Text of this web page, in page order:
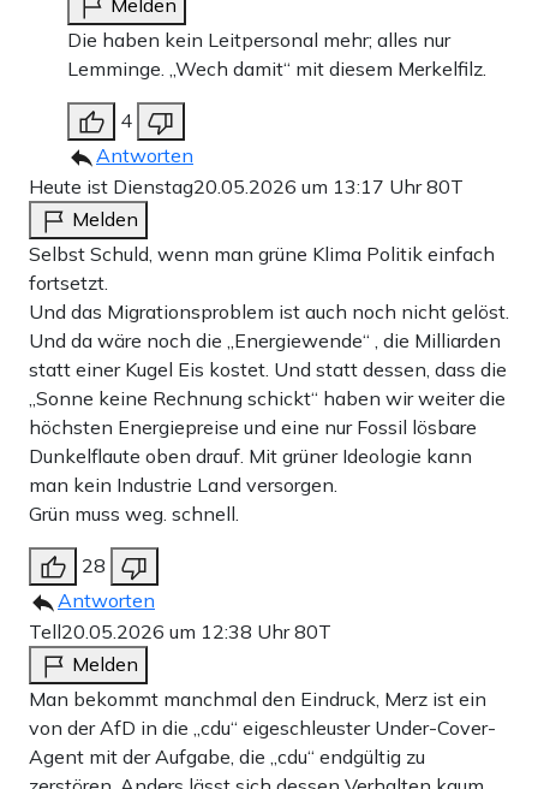
Die haben kein Leitpersonal mehr; alles nur
Lemminge. „Wech damit“ mit diesem Merkelfilz.
4
Antworten
Heute ist Dienstag20.05.2026 um 13:17 Uhr80T
Melden
Selbst Schuld, wenn man grüne Klima Politik einfach
fortsetzt.
Und das Migrationsproblem ist auch noch nicht gelöst.
Und da wäre noch die „Energiewende“ , die Milliarden
statt einer Kugel Eis kostet. Und statt dessen, dass die
„Sonne keine Rechnung schickt“ haben wir weiter die
höchsten Energiepreise und eine nur Fossil lösbare
Dunkelflaute oben drauf. Mit grüner Ideologie kann
man kein Industrie Land versorgen.
Grün muss weg. schnell.
28
Antworten
Tell20.05.2026 um 12:38 Uhr80T
Melden
Man bekommt manchmal den Eindruck, Merz ist ein
von der AfD in die „cdu“ eigeschleuster Under-Cover-
Agent mit der Aufgabe, die „cdu“ endgültig zu